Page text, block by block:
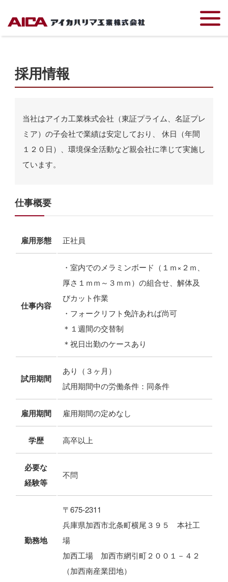
TOP 採用情報
採用情報
当社はアイカ工業株式会社（東証プライム、名証プレ
ミア）の子会社で業績は安定しており、 休日（年間
１２０日）、環境保全活動など親会社に準じて実施し
ています。
仕事概要
雇用形態 正社員
仕事内容
・室内でのメラミンボード（１ｍ×２ｍ、
厚さ１ｍｍ～３ｍｍ）の組合せ、解体及
びカット作業
・フォークリフト免許あれば尚可
＊１週間の交替制
＊祝日出勤のケースあり
試用期間
あり（３ヶ月）
試用期間中の労働条件：同条件
雇用期間 雇用期間の定めなし
学歴 高卒以上
必要な
経験等
不問
勤務地
〒675-2311
兵庫県加西市北条町横尾３９５ 本社工
場
加西工場 加西市網引町２００１－４２
（加西南産業団地）